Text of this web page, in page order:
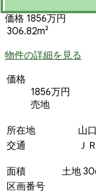
価格 1856万円
306.82m²
物件の詳細を見る
価格
1856万円
売地
所在地
山
交通
Ｊ
面積 土地
区画番号